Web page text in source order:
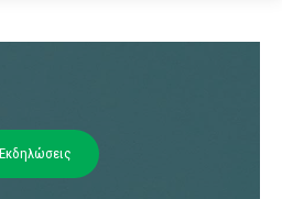
Εκδηλώσεις